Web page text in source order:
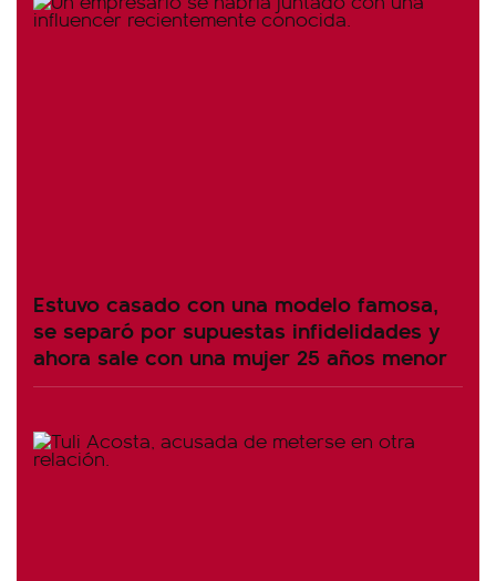
Estuvo casado con una modelo famosa,
se separó por supuestas infidelidades y
ahora sale con una mujer 25 años menor